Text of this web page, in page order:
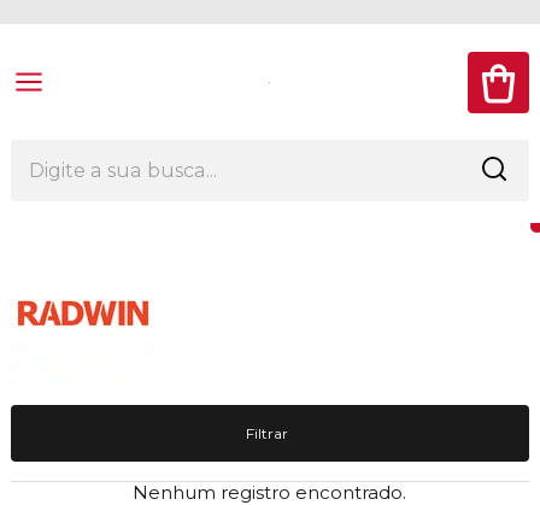
Filtrar
Nenhum registro encontrado.